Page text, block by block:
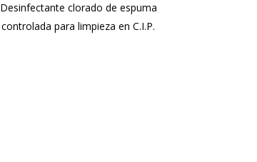
Desinfectante clorado de espuma
controlada para limpieza en C.I.P.